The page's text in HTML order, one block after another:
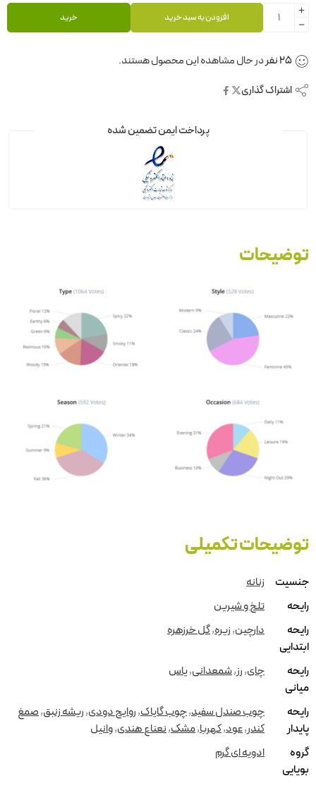
افزودن به سبد خرید خرید
25نفردر حال مشاهده این محصول هستند.
اشتراک گذاری
پرداخت ایمن تضمین شده
توضیحات
توضیحات تکمیلی
جنسیت
زنانه
رایحه
تلخ و شیرین
رایحه
ابتدایی
دارچین,زیره,گل خرزهره
رایحه
میانی
چای,رز,شمعدانی,یاس
رایحه
پایدار
چوب صندل سفید,چوب گایاک,روایح دودی,ریشه زنبق,صمغ
کندر,عود,کهربا,مشک,نعناع هندی,وانیل
گروه
بویایی
ادویه ای گرم